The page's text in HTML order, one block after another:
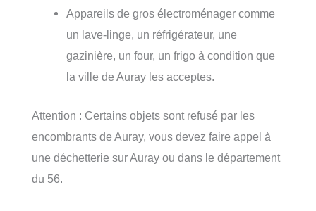
Appareils de gros électroménager comme
un lave-linge, un réfrigérateur, une
gazinière, un four, un frigo à condition que
la ville de Auray les acceptes.
Attention : Certains objets sont refusé par les
encombrants de Auray, vous devez faire appel à
une déchetterie sur Auray ou dans le département
du 56.